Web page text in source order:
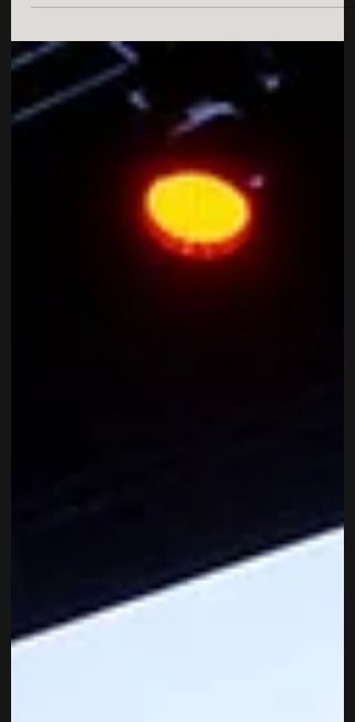
virtuaalfoorum eestlastele üle ilma. Still
Frame...